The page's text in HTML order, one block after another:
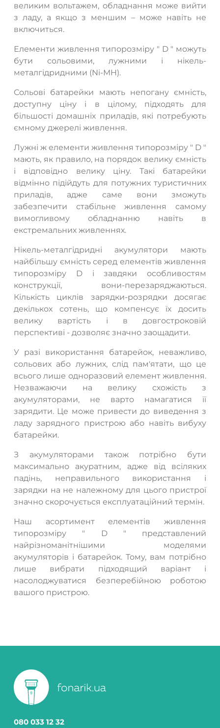
великим вольтажем, обладнання може вийти
з ладу, а якщо з меншим – може навіть не
включиться.
Елементи живлення типорозміру " D " можуть
бути сольовими, лужними і нікель-
металгідридними (Ni-MH).
Сольові батарейки мають непогану ємність,
доступну ціну і в цілому, підходять для
більшості домашніх приладів, які потребують
ємному джерелі живлення.
Лужні ж елементи живлення типорозміру " D "
мають, як правило, на порядок велику ємність
і відповідно велику ціну. Такі батарейки
відмінно підійдуть для потужних туристичних
приладів, адже саме вони зможуть
забезпечити стабільне живлення самому
вимогливому обладнанню навіть в
екстремальних живленнях.
Нікель-металгідридні акумулятори мають
найбільшу ємність серед елементів живлення
типорозміру D і завдяки особливостям
конструкції, вони-перезаряджаються.
Кількість циклів зарядки-розрядки досягає
декількох сотень, що компенсує їх досить
велику вартість і в довгостроковій
перспективі - дозволяє значно заощадити.
У разі використання батарейок, неважливо,
сольових або лужних, слід пам'ятати, що це
всього лише одноразовий елемент живлення.
Незважаючи на велику схожість з
акумуляторами, не варто намагатися її
зарядити. Це може привести до виведення з
ладу зарядного пристрою або навіть вибуху
батарейки.
З акумуляторами також потрібно бути
максимально акуратним, адже від всіляких
падінь, неправильного використання і
зарядки на не належному для цього пристрої
значно скорочується експлуатаційний термін.
Наш асортимент елементів живлення
типорозміру " D " представлений
найрізноманітнішими моделями
акумуляторів і батарейок. Тому, вам потрібно
лише вибрати підходящий варіант і
насолоджуватися безперебійною роботою
вашого пристрою.
080 033 12 32